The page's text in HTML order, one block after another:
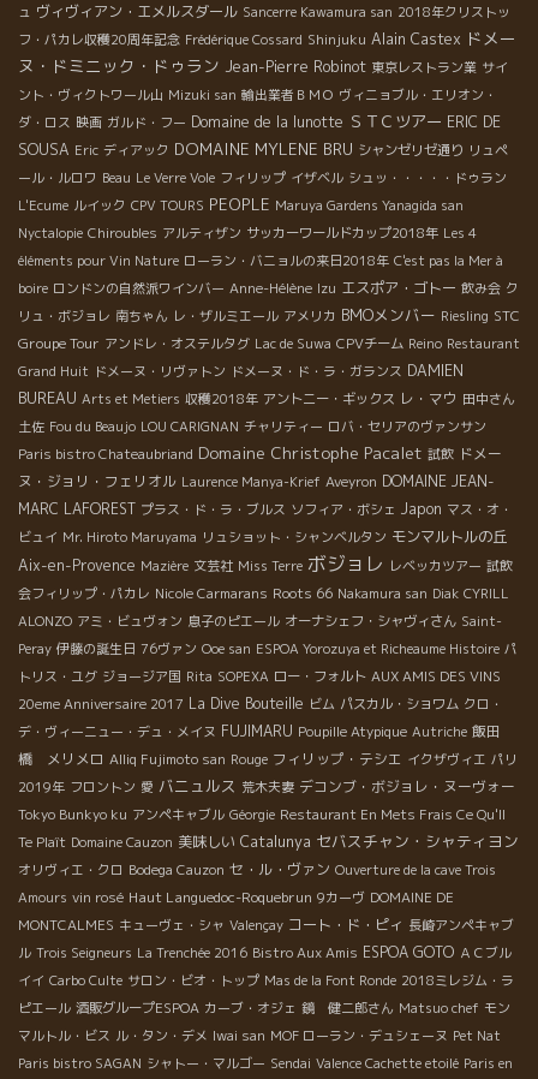
ュ ヴィヴィアン・エメルスダール Sancerre Kawamura san 2018年クリストッ
フ・パカレ収穫20周年記念 Frédérique Cossard Shinjuku Alain Castex ドメー
ヌ・ドミニック・ドゥラン Jean-Pierre Robinot 東京レストラン業 サイ
ント・ヴィクトワール山 Mizuki san 輸出業者ＢＭＯ ヴィニョブル・エリオン・
ダ・ロス 映画 ガルド・フー Domaine de la lunotte ＳＴＣツアー ERIC DE
SOUSA Eric ディアック DOMAINE MYLENE BRU シャンゼリゼ通り リュペ
ール・ルロワ Beau Le Verre Vole フィリップ イザベル シュッ・・・・・ドゥラン
L'Ecume ルイック CPV TOURS PEOPLE Maruya Gardens Yanagida san
Nyctalopie Chiroubles アルティザン サッカーワールドカップ2018年 Les 4
éléments pour Vin Nature ローラン・バニョルの来日2018年 C'est pas la Mer à
boire ロンドンの自然派ワインバー Anne-Hélène Izu エスポア・ゴトー 飲み会 ク
リュ・ボジョレ 南ちゃん レ・ザルミエール アメリカ BMOメンバー Riesling STC
Groupe Tour アンドレ・オステルタグ Lac de Suwa CPVチーム Reino Restaurant
Grand Huit ドメーヌ・リヴァトン ドメーヌ・ド・ラ・ガランス DAMIEN
BUREAU Arts et Metiers 収穫2018年 アントニー・ギックス レ・マウ 田中さん
土佐 Fou du Beaujo LOU CARIGNAN チャリティー ロバ・セリアのヴァンサン
Paris bistro Chateaubriand Domaine Christophe Pacalet 試飲 ドメー
ヌ・ジョリ・フェリオル Laurence Manya-Krief Aveyron DOMAINE JEAN-
MARC LAFOREST プラス・ド・ラ・ブルス ソフィア・ボシェ Japon マス・オ・
ビュイ Mr. Hiroto Maruyama リュショット・シャンベルタン モンマルトルの丘
Aix-en-Provence Mazière 文芸社 Miss Terre ボジョレ レベッカツアー 試飲
会フィリップ・パカレ Nicole Carmarans Roots 66 Nakamura san Diak CYRILL
ALONZO アミ・ビュヴォン 息子のピエール オーナシェフ・シャヴィさん Saint-
Peray 伊藤の誕生日 76ヴァン Ooe san ESPOA Yorozuya et Richeaume Histoire パ
トリス・ユグ ジョージア国 Rita SOPEXA ロー・フォルト AUX AMIS DES VINS
20eme Anniversaire 2017 La Dive Bouteille ビム パスカル・ショワム クロ・
デ・ヴィーニュー・デュ・メイヌ FUJIMARU Poupille Atypique Autriche 飯田
橋 メリメロ Alliq Fujimoto san Rouge フィリップ・テシエ イクザヴィエ パリ
2019年 フロントン 愛 バニュルス 荒木夫妻 デコンブ・ボジョレ・ヌーヴォー
Tokyo Bunkyo ku アンペキャブル Géorgie Restaurant En Mets Frais Ce Qu'Il
Te Plaît Domaine Cauzon 美味しい Catalunya セバスチャン・シャティヨン
オリヴィエ・クロ Bodega Cauzon セ・ル・ヴァン Ouverture de la cave Trois
Amours vin rosé Haut Languedoc-Roquebrun 9カーヴ DOMAINE DE
MONTCALMES キューヴェ・シャ Valençay コート・ド・ピィ 長崎アンペキャブ
ル Trois Seigneurs La Trenchée 2016 Bistro Aux Amis ESPOA GOTO ＡＣブル
イイ Carbo Culte サロン・ビオ・トップ Mas de la Font Ronde 2018ミレジム・ラ
ピエール 酒販グループESPOA カーブ・オジェ 鏡 健二郎さん Matsuo chef モン
マルトル・ビス ル・タン・デメ Iwai san MOF ローラン・デュシェーヌ Pet Nat
Paris bistro SAGAN シャトー・マルゴー Sendai Valence Cachette etoilé Paris en